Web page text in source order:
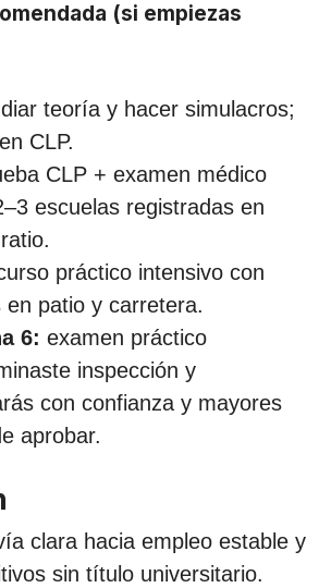
(si empiezas
teoría y hacer simulacros;
CLP.
CLP + examen médico
escuelas registradas en
práctico intensivo con
en patio y carretera.
6: examen práctico
inspección y
con confianza y mayores
aprobar.
clara hacia empleo estable y
sin título universitario.